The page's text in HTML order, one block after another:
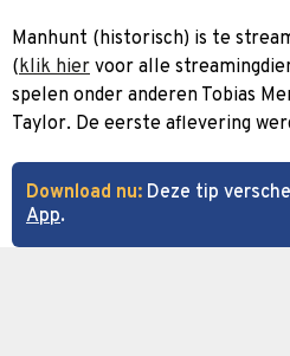
Manhunt (historisch) is te
(klik hier voor alle
spelen onder anderen Tobias
Taylor. De eerste aflevering
Download nu: Deze tip
App.